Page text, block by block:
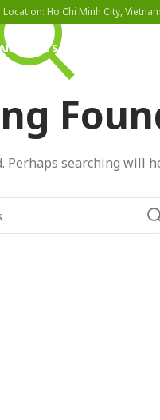
Location: Ho Chi Minh City, Vietnam
MỤC SẢN PHẨM
Perhaps searching will